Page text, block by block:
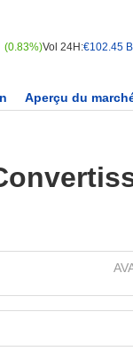
(0.83%)Vol 24H:€102.45 B
Aperçu du